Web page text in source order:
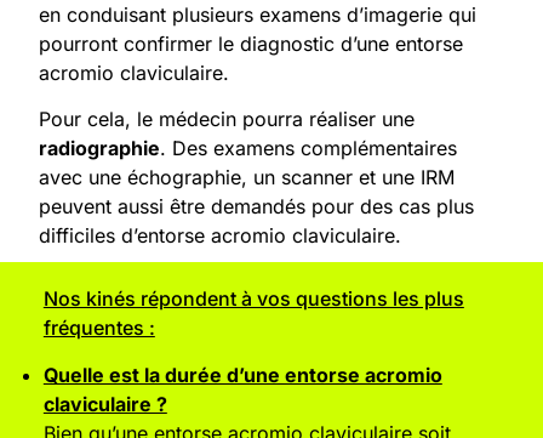
en conduisant plusieurs examens d’imagerie qui
pourront confirmer le diagnostic d’une entorse
acromio claviculaire.
Pour cela, le médecin pourra réaliser une
radiographie. Des examens complémentaires
avec une échographie, un scanner et une IRM
peuvent aussi être demandés pour des cas plus
difficiles d’entorse acromio claviculaire.
Nos kinés répondent à vos questions les plus
fréquentes :
Quelle est la durée d’une entorse acromio
claviculaire ?
Bien qu’une entorse acromio claviculaire soit